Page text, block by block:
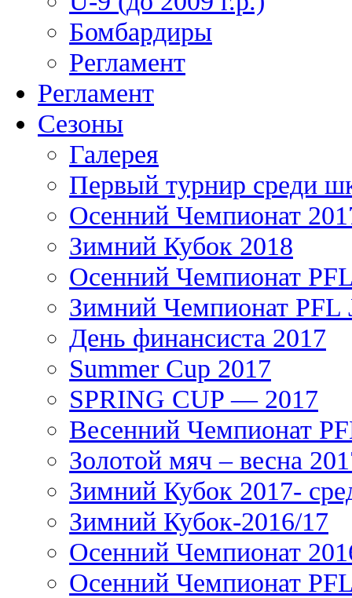
Бомбардиры
Регламент
Регламент
Сезоны
Галерея
Первый турнир среди
Осенний Чемпионат
Зимний Кубок 2018
Осенний Чемпионат
Зимний Чемпионат PFL
День финансиста 2017
Summer Cup 2017
SPRING CUP — 2017
Весенний Чемпионат
Золотой мяч – весна
Зимний Кубок 2017-
Зимний Кубок-2016/17
Осенний Чемпионат
Осенний Чемпионат